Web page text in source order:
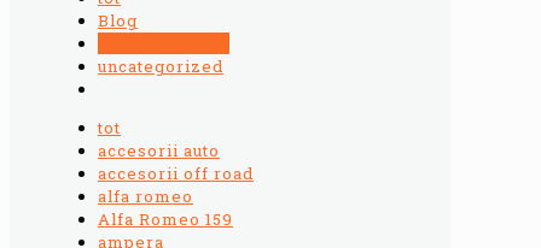
Blog
uncategorized
tot
accesorii auto
accesorii off road
alfa romeo
Alfa Romeo 159
ampera